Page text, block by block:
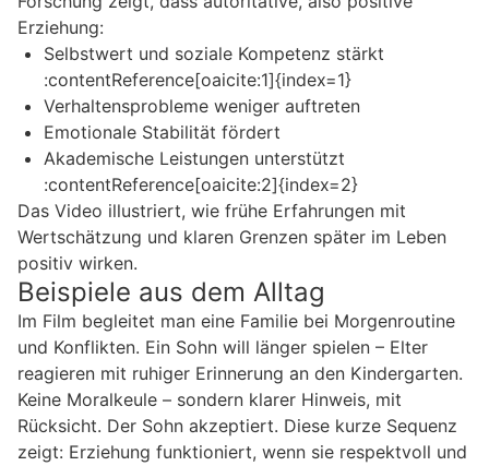
Erziehung:
Selbstwert und soziale Kompetenz stärkt
:contentReference[oaicite:1]{index=1}
Verhaltensprobleme weniger auftreten
Emotionale Stabilität fördert
Akademische Leistungen unterstützt
:contentReference[oaicite:2]{index=2}
Das Video illustriert, wie frühe Erfahrungen mit
Wertschätzung und klaren Grenzen später im Leben
positiv wirken.
Beispiele aus dem Alltag
Im Film begleitet man eine Familie bei Morgenroutine
und Konflikten. Ein Sohn will länger spielen – Elter
reagieren mit ruhiger Erinnerung an den Kindergarten.
Keine Moralkeule – sondern klarer Hinweis, mit
Rücksicht. Der Sohn akzeptiert. Diese kurze Sequenz
zeigt: Erziehung funktioniert, wenn sie respektvoll und